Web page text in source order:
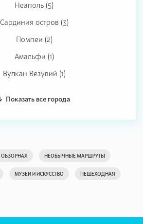
Неаполь (5)
Сардиния остров (3)
Помпеи (2)
Амальфи (1)
Вулкан Везувий (1)
Показать все города
ОБЗОРНАЯ НЕОБЫЧНЫЕ МАРШРУТЫ
МУЗЕИ И ИСКУССТВО ПЕШЕХОДНАЯ